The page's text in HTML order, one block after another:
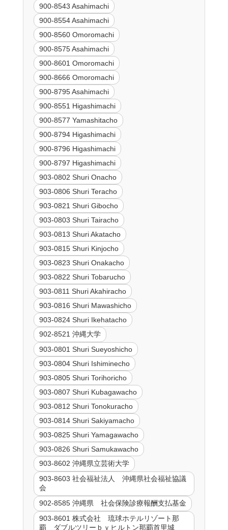
900-8543 Asahimachi
900-8554 Asahimachi
900-8560 Omoromachi
900-8575 Asahimachi
900-8601 Omoromachi
900-8666 Omoromachi
900-8795 Asahimachi
900-8551 Higashimachi
900-8577 Yamashitacho
900-8794 Higashimachi
900-8796 Higashimachi
900-8797 Higashimachi
903-0802 Shuri Onacho
903-0806 Shuri Teracho
903-0821 Shuri Gibocho
903-0803 Shuri Tairacho
903-0813 Shuri Akatacho
903-0815 Shuri Kinjocho
903-0823 Shuri Onakacho
903-0822 Shuri Tobarucho
903-0811 Shuri Akahiracho
903-0816 Shuri Mawashicho
903-0824 Shuri Ikehatacho
902-8521 沖縄大学
903-0801 Shuri Sueyoshicho
903-0804 Shuri Ishiminecho
903-0805 Shuri Torihoricho
903-0807 Shuri Kubagawacho
903-0812 Shuri Tonokuracho
903-0814 Shuri Sakiyamacho
903-0825 Shuri Yamagawacho
903-0826 Shuri Samukawacho
903-8602 沖縄県立芸術大学
903-8603 社会福祉法人 沖縄県社会福祉協議
会
902-8585 沖縄県 社会保険診療報酬支払基金
903-8601 株式会社 琉球ホテルリゾート那
覇 ダブルツリーｂｙヒルトン那覇首里城